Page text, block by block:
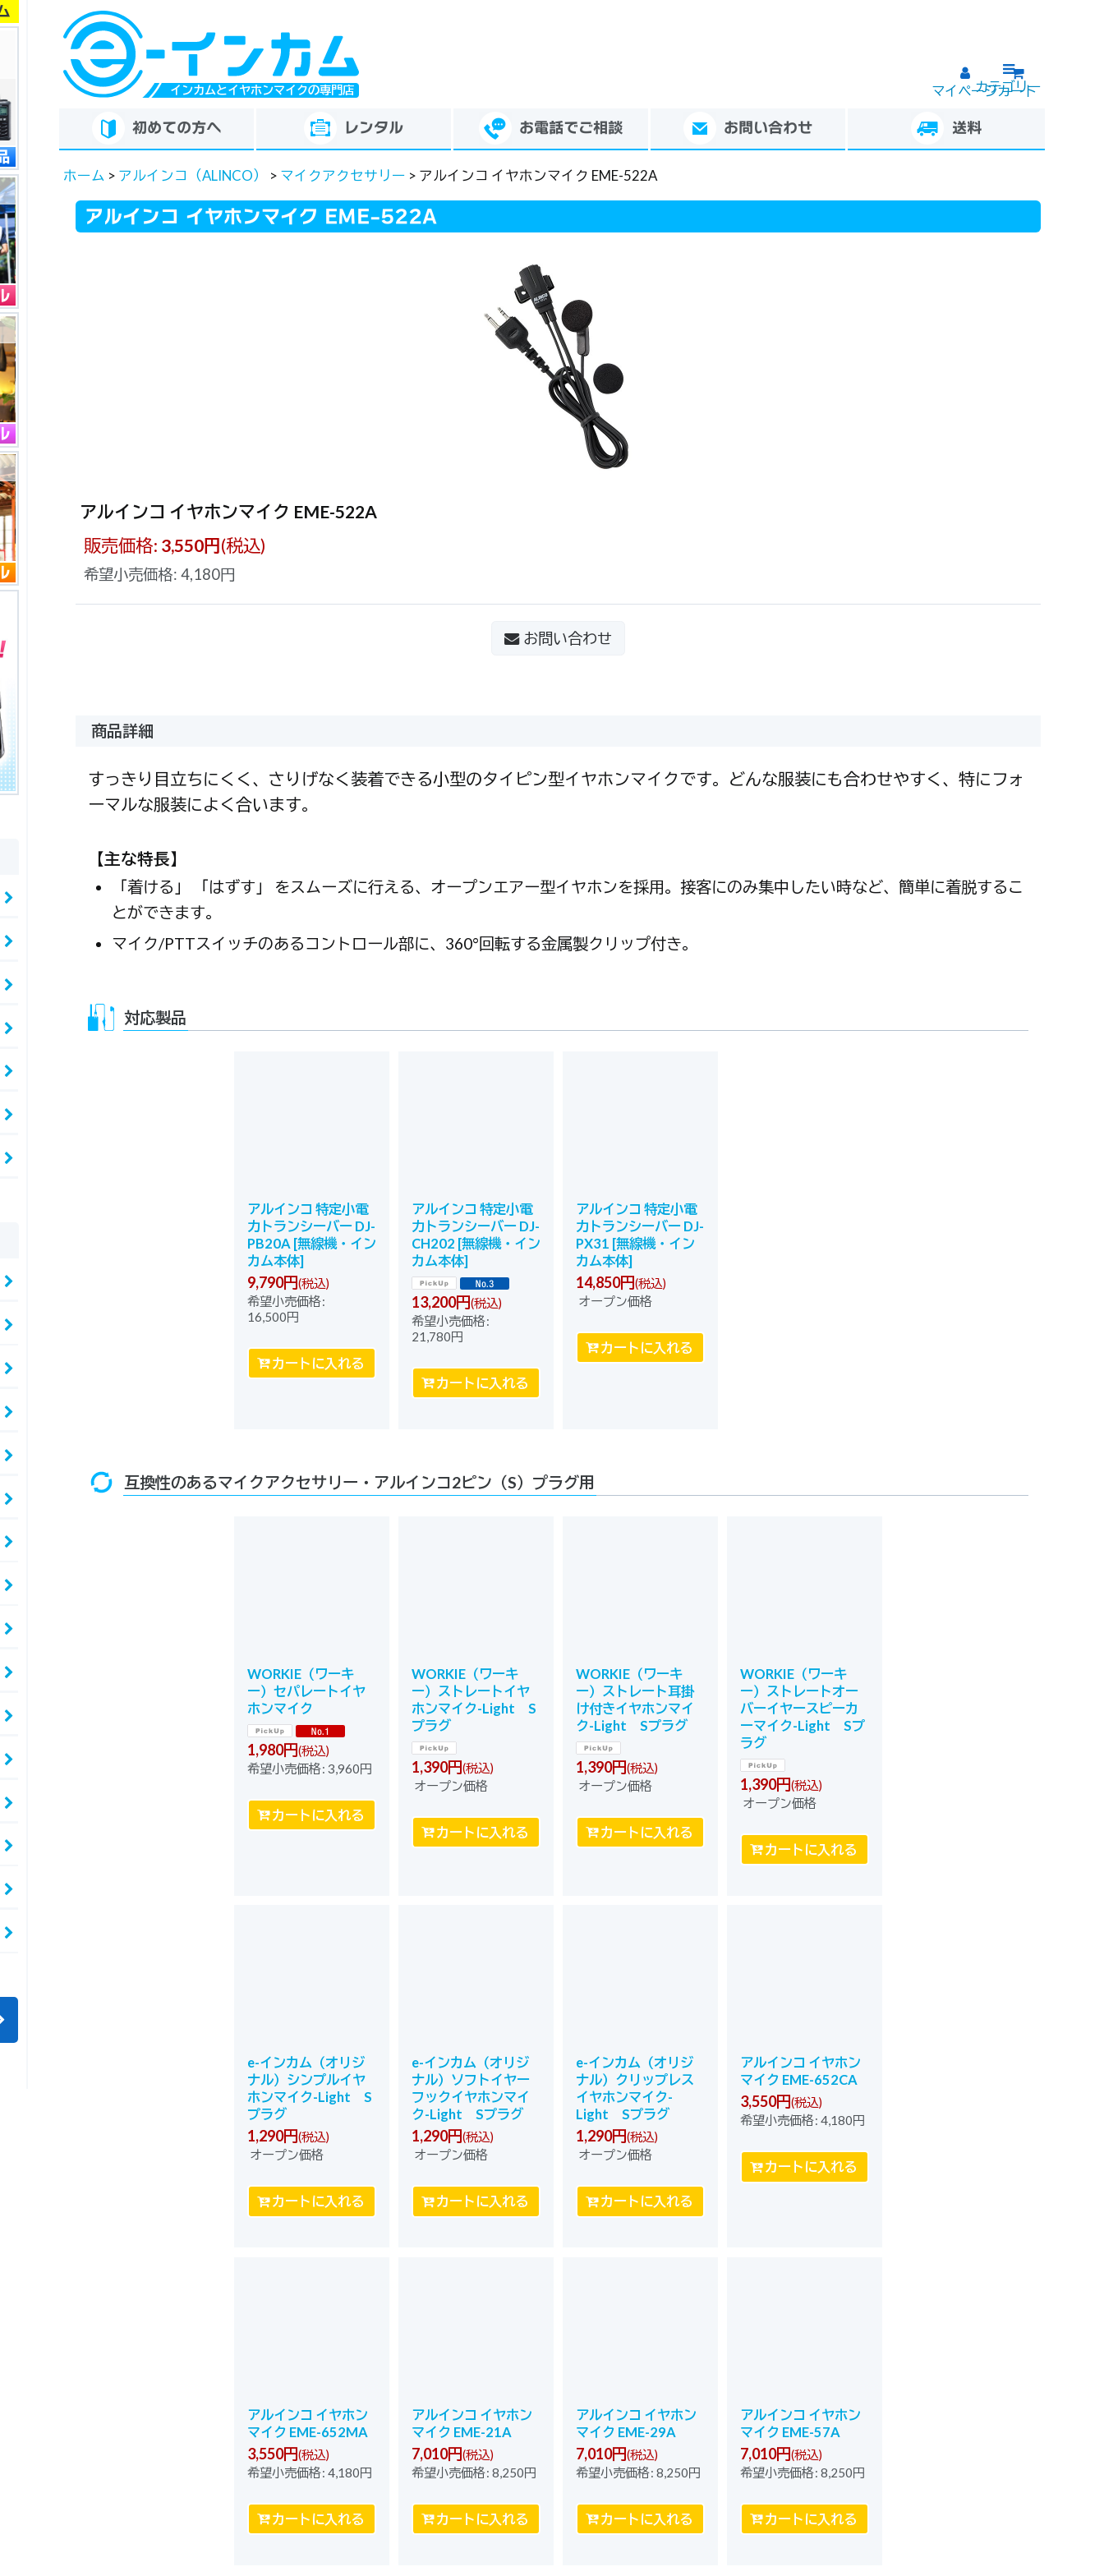
カテゴリー
インカムとイヤホンマイクの専門店 マイページカート
初めての方へ レンタル お電話でご相談 お問い合わせ 送料
ホーム > アルインコ（ALINCO） > マイクアクセサリー > アルインコ イヤホンマイク EME-522A
アルインコ イヤホンマイク EME-522A
アルインコ イヤホンマイク EME-522A
販売価格: 3,550円(税込)
希望小売価格: 4,180円
お問い合わせ
商品詳細
すっきり目立ちにくく、さりげなく装着できる小型のタイピン型イヤホンマイクです。どんな服装にも合わせやすく、特にフォ
ーマルな服装によく合います。
【主な特長】
「着ける」 「はずす」 をスムーズに行える、オープンエアー型イヤホンを採用。接客にのみ集中したい時など、簡単に着脱するこ
とができます。
マイク/PTTスイッチのあるコントロール部に、360°回転する金属製クリップ付き。
対応製品
アルインコ 特定小電
力トランシーバー DJ-
PB20A [無線機・イン
カム本体]
9,790円(税込)
希望小売価格:
16,500円
カートに入れる
アルインコ 特定小電
力トランシーバー DJ-
CH202 [無線機・イン
カム本体]
13,200円(税込)
希望小売価格:
21,780円
カートに入れる
アルインコ 特定小電
力トランシーバー DJ-
PX31 [無線機・イン
カム本体]
14,850円(税込)
オープン価格
カートに入れる
互換性のあるマイクアクセサリー・アルインコ2ピン（S）プラグ用
WORKIE（ワーキ
ー）セパレートイヤ
ホンマイク
1,980円(税込)
希望小売価格: 3,960円
カートに入れる
WORKIE（ワーキ
ー）ストレートイヤ
ホンマイク-Light S
プラグ
1,390円(税込)
オープン価格
カートに入れる
WORKIE（ワーキ
ー）ストレート耳掛
け付きイヤホンマイ
ク-Light Sプラグ
1,390円(税込)
オープン価格
カートに入れる
WORKIE（ワーキ
ー）ストレートオー
バーイヤースピーカ
ーマイク-Light Sプ
ラグ
1,390円(税込)
オープン価格
カートに入れる
e-インカム（オリジ
ナル）シンプルイヤ
ホンマイク-Light S
プラグ
1,290円(税込)
オープン価格
カートに入れる
e-インカム（オリジ
ナル）ソフトイヤー
フックイヤホンマイ
ク-Light Sプラグ
1,290円(税込)
オープン価格
カートに入れる
e-インカム（オリジ
ナル）クリップレス
イヤホンマイク-
Light Sプラグ
1,290円(税込)
オープン価格
カートに入れる
アルインコ イヤホン
マイク EME-652CA
3,550円(税込)
希望小売価格: 4,180円
カートに入れる
アルインコ イヤホン
マイク EME-652MA
3,550円(税込)
希望小売価格: 4,180円
カートに入れる
アルインコ イヤホン
マイク EME-21A
7,010円(税込)
希望小売価格: 8,250円
カートに入れる
アルインコ イヤホン
マイク EME-29A
7,010円(税込)
希望小売価格: 8,250円
カートに入れる
アルインコ イヤホン
マイク EME-57A
7,010円(税込)
希望小売価格: 8,250円
カートに入れる